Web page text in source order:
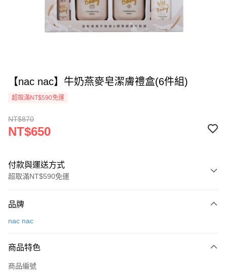
【nac nac】牛奶燕麥皂潔膚禮盒(6件組)
超取滿NT$590免運
NT$870
NT$650
付款與運送方式
超取滿NT$590免運
信用卡一次付款
LINE Pay
Apple Pay
品牌
nac nac
商品特色
商品編號